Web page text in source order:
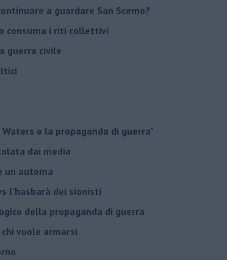
a guardare San Scemo?
consuma i riti collettivi
guerra civile
e la propaganda di guerra"
dai media
un automa
l’hasbarà dei sionisti
della propaganda di guerra
vuole armarsi